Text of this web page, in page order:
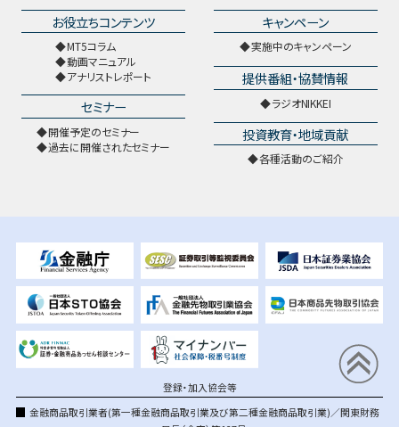
お役立ちコンテンツ
MT5コラム
動画マニュアル
アナリストレポート
セミナー
開催予定のセミナー
過去に開催されたセミナー
キャンペーン
実施中のキャンペーン
提供番組・協賛情報
ラジオNIKKEI
投資教育・地域貢献
各種活動のご紹介
登録・加入協会等
金融商品取引業者(第一種金融商品取引業及び第二種金融商品取引業)／関東財務